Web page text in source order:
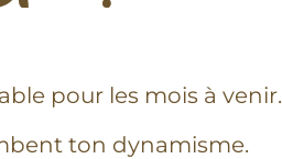
pour les mois à venir.
ton dynamisme.